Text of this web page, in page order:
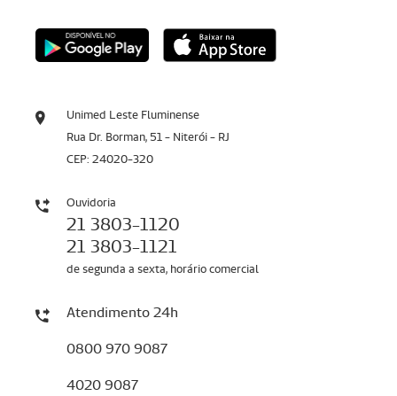
Unimed Leste Fluminense
Rua Dr. Borman, 51 - Niterói - RJ
CEP: 24020-320
Ouvidoria
21 3803-1120
21 3803-1121
de segunda a sexta, horário comercial
Atendimento 24h
0800 970 9087
4020 9087